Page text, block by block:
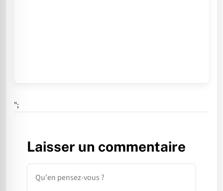
";
Laisser un commentaire
Commentaire